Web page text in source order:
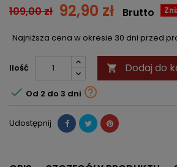
109,00 zł 92,90 zł Brutto
Najniższa cena w okresie 30 dni przed
Ilość  Dodaj do
 Od 2 do 3 dni 
Udostępnij